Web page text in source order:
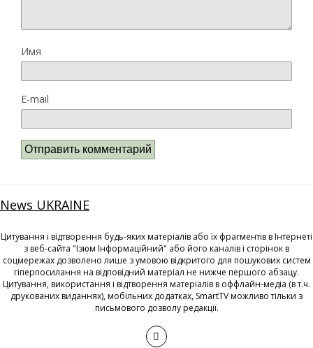
Имя
E-mail
News UKRAINE
Цитування і відтворення будь-яких матеріалів або їх фрагментів в Інтернеті
з веб-сайта "Ізюм Інформаційний" або його каналів і сторінок в
соцмережах дозволено лише з умовою відкритого для пошукових систем
гіперпосилання на відповідний матеріал не нижче першого абзацу.
Цитування, використання і відтворення матеріалів в оффлайн-медіа (в т.ч.
друкованих виданнях), мобільних додатках, SmartTV можливо тільки з
письмового дозволу редакції.